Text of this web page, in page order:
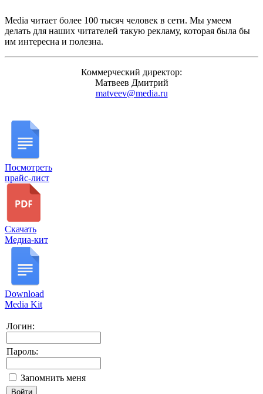
Media читает более 100 тысяч человек в сети. Мы умеем
делать для наших читателей такую рекламу, которая была бы
им интересна и полезна.
Коммерческий директор:
Матвеев Дмитрий
matveev@media.ru
Посмотреть
прайс-лист
Скачать
Медиа-кит
Download
Media Kit
Логин:
Пароль:
Запомнить меня